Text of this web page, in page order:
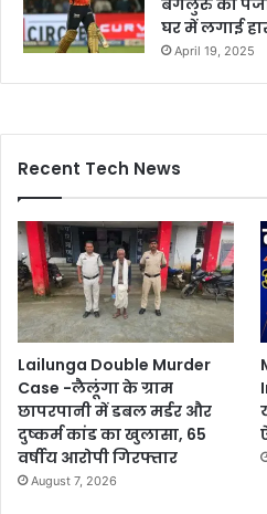
घर में लगाई
April 19, 2025
Recent Tech News
Lailunga Double Murder
Case -लैलूंगा के ग्राम
छापरपानी में डबल मर्डर और
दुष्कर्म कांड का खुलासा, 65
वर्षीय आरोपी गिरफ्तार
August 7, 2026